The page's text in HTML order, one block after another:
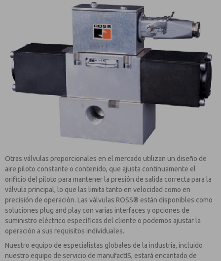
Otras válvulas proporcionales en el mercado utilizan un diseño de
aire piloto constante o contenido, que ajusta continuamente el
orificio del piloto para mantener la presión de salida correcta para la
válvula principal, lo que las limita tanto en velocidad como en
precisión de operación. Las válvulas ROSS® están disponibles como
soluciones plug and play con varias interfaces y opciones de
suministro eléctrico específicas del cliente o podemos ajustar la
operación a sus requisitos individuales.
Nuestro equipo de especialistas globales de la industria, incluido
nuestro equipo de servicio de manufactIS, estará encantado de